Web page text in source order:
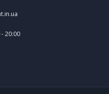
- 20:00